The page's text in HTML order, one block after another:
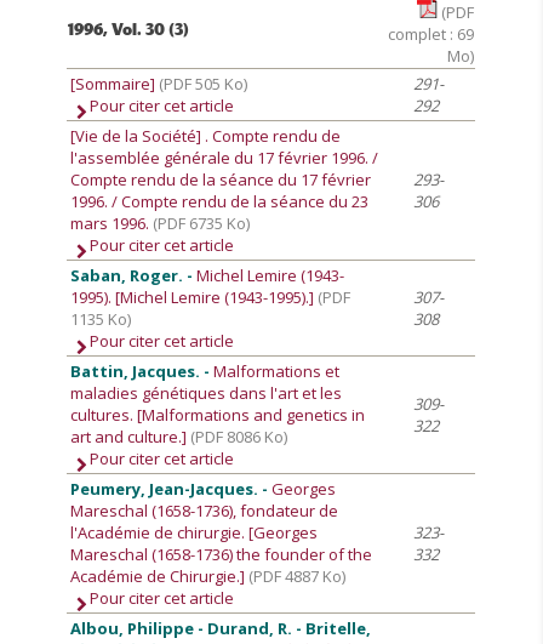
1996, Vol. 30 (3)
(PDF
complet : 69
Mo)
[Sommaire] (PDF 505 Ko)
Pour citer cet article
291-
292
[Vie de la Société] . Compte rendu de
l'assemblée générale du 17 février 1996. /
Compte rendu de la séance du 17 février
1996. / Compte rendu de la séance du 23
mars 1996. (PDF 6735 Ko)
Pour citer cet article
293-
306
Saban, Roger. -Michel Lemire (1943-
1995). [Michel Lemire (1943-1995).] (PDF
1135 Ko)
Pour citer cet article
307-
308
Battin, Jacques. -Malformations et
maladies génétiques dans l'art et les
cultures. [Malformations and genetics in
art and culture.] (PDF 8086 Ko)
Pour citer cet article
309-
322
Peumery, Jean-Jacques. -Georges
Mareschal (1658-1736), fondateur de
l'Académie de chirurgie. [Georges
Mareschal (1658-1736) the founder of the
Académie de Chirurgie.] (PDF 4887 Ko)
Pour citer cet article
323-
332
Albou, Philippe - Durand, R. - Britelle,